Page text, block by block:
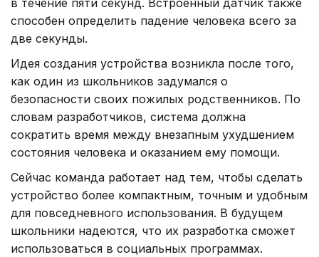
способен определить падение человека всего за
две секунды.
Идея создания устройства возникла после того,
как один из школьников задумался о
безопасности своих пожилых родственников. По
словам разработчиков, система должна
сократить время между внезапным ухудшением
состояния человека и оказанием ему помощи.
Сейчас команда работает над тем, чтобы сделать
устройство более компактным, точным и удобным
для повседневного использования. В будущем
школьники надеются, что их разработка сможет
использоваться в социальных программах.